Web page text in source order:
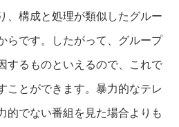
、構成と処理が類似したグルー
らです。したがって、グループ
するものといえるので、これで
ことができます。暴力的なテレ
的でない番組を見た場合よりも